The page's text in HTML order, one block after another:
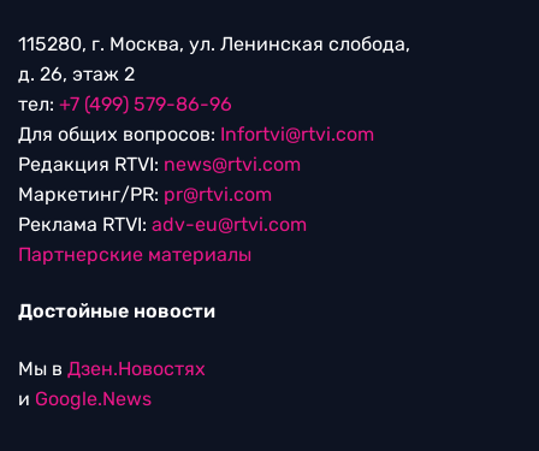
115280, г. Москва, ул. Ленинская слобода,
д. 26, этаж 2
тел: +7 (499) 579-86-96
Для общих вопросов: Infortvi@rtvi.com
Редакция RTVI: news@rtvi.com
Маркетинг/PR: pr@rtvi.com
Реклама RTVI: adv-eu@rtvi.com
Партнерские материалы
Достойные новости
Мы в Дзен.Новостях
и Google.News